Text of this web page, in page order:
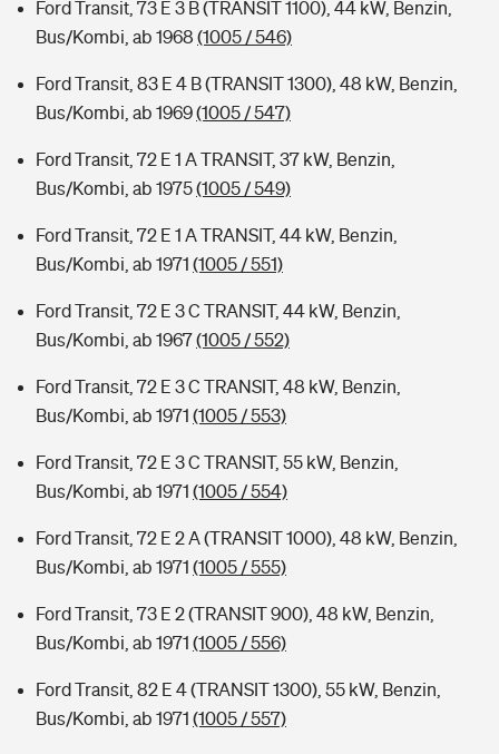
Ford Transit, 73 E 3 B (TRANSIT 1100), 44 kW, Benzin,
Bus/Kombi, ab 1968 (1005 / 546)
Ford Transit, 83 E 4 B (TRANSIT 1300), 48 kW, Benzin,
Bus/Kombi, ab 1969(1005 / 547)
Ford Transit, 72 E 1 A TRANSIT, 37 kW, Benzin,
Bus/Kombi, ab 1975(1005 / 549)
Ford Transit, 72 E 1 A TRANSIT, 44 kW, Benzin,
Bus/Kombi, ab 1971 (1005 / 551)
Ford Transit, 72 E 3 C TRANSIT, 44 kW, Benzin,
Bus/Kombi, ab 1967(1005 / 552)
Ford Transit, 72 E 3 C TRANSIT, 48 kW, Benzin,
Bus/Kombi, ab 1971 (1005 / 553)
Ford Transit, 72 E 3 C TRANSIT, 55 kW, Benzin,
Bus/Kombi, ab 1971 (1005 / 554)
Ford Transit, 72 E 2 A (TRANSIT 1000), 48 kW, Benzin,
Bus/Kombi, ab 1971 (1005 / 555)
Ford Transit, 73 E 2 (TRANSIT 900), 48 kW, Benzin,
Bus/Kombi, ab 1971 (1005 / 556)
Ford Transit, 82 E 4 (TRANSIT 1300), 55 kW, Benzin,
Bus/Kombi, ab 1971 (1005 / 557)